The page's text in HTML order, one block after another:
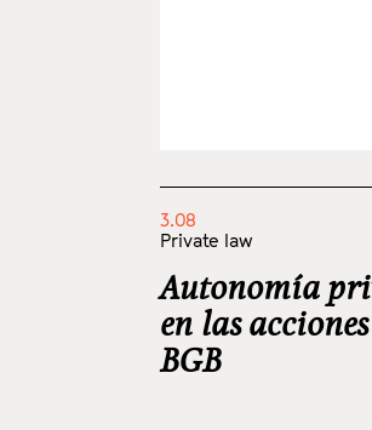
3.08
Private law
Autonomía
en las
BGB